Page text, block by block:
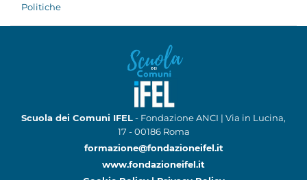
Politiche
Scuola dei Comuni IFEL- Fondazione ANCI | Via in Lucina,
17 - 00186 Roma
formazione@fondazioneifel.it
www.fondazioneifel.it